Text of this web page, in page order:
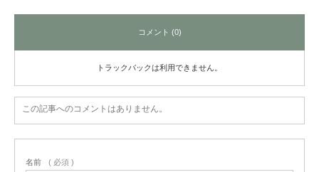
コメント (0)
トラックバックは利用できません。
この記事へのコメントはありません。
名前 ( 必須 )